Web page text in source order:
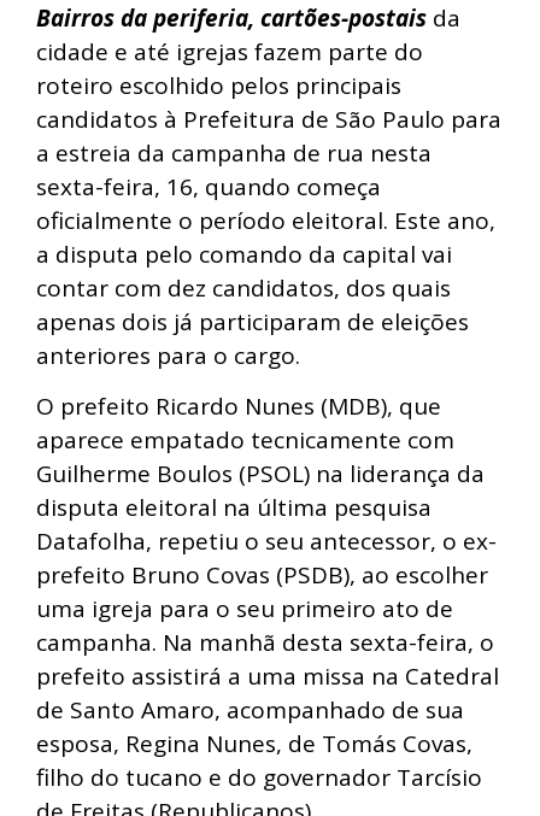
Bairros da periferia, cartões-postais da
cidade e até igrejas fazem parte do
roteiro escolhido pelos principais
candidatos à Prefeitura de São Paulo para
a estreia da campanha de rua nesta
sexta-feira, 16, quando começa
oficialmente o período eleitoral. Este ano,
a disputa pelo comando da capital vai
contar com dez candidatos, dos quais
apenas dois já participaram de eleições
anteriores para o cargo.
O prefeito Ricardo Nunes (MDB), que
aparece empatado tecnicamente com
Guilherme Boulos (PSOL) na liderança da
disputa eleitoral na última pesquisa
Datafolha, repetiu o seu antecessor, o ex-
prefeito Bruno Covas (PSDB), ao escolher
uma igreja para o seu primeiro ato de
campanha. Na manhã desta sexta-feira, o
prefeito assistirá a uma missa na Catedral
de Santo Amaro, acompanhado de sua
esposa, Regina Nunes, de Tomás Covas,
filho do tucano e do governador Tarcísio